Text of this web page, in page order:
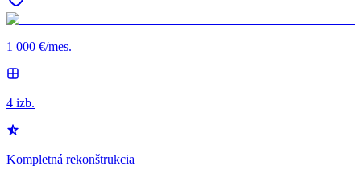
1 000 €/mes.
4 izb.
Kompletná rekonštrukcia